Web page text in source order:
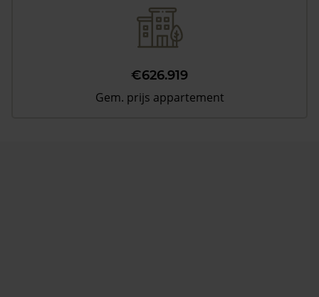
€626.919
Gem. prijs appartement